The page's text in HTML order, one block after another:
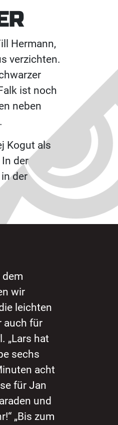
Hermann,
verzichten.
ist noch
neben
Kogut als
der
der
dem
wir
leichten
auch für
„Lars hat
sechs
acht
für Jan
und
„Bis zum